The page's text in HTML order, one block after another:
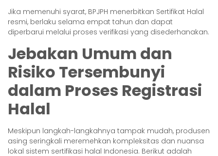
Jika memenuhi syarat, BPJPH menerbitkan Sertifikat Halal
resmi, berlaku selama empat tahun dan dapat
diperbarui melalui proses verifikasi yang disederhanakan.
Jebakan Umum dan
Risiko Tersembunyi
dalam Proses Registrasi
Halal
Meskipun langkah-langkahnya tampak mudah, produsen
asing seringkali meremehkan kompleksitas dan nuansa
lokal sistem sertifikasi halal Indonesia. Berikut adalah